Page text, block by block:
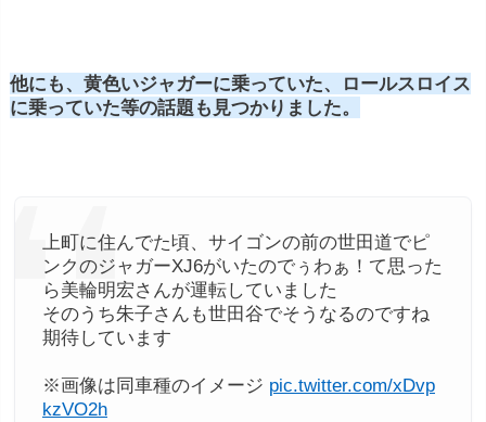
他にも、黄色いジャガーに乗っていた、ロールスロイス
に乗っていた等の話題も見つかりました。
上町に住んでた頃、サイゴンの前の世田道でピ
ンクのジャガーXJ6がいたのでぅわぁ！て思った
ら美輪明宏さんが運転していました
そのうち朱子さんも世田谷でそうなるのですね
期待しています
※画像は同車種のイメージ pic.twitter.com/xDvp
kzVO2h